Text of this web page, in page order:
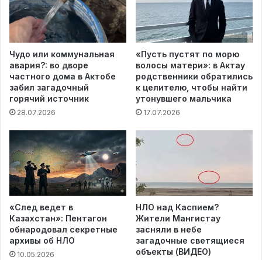
Чудо или коммунальная
авария?: во дворе
частного дома в Актобе
забил загадочный
горячий источник
28.07.2026
«Пусть пустят по морю
волосы матери»: в Актау
родственники обратились
к целителю, чтобы найти
утонувшего мальчика
17.07.2026
«След ведет в
Казахстан»: Пентагон
обнародовал секретные
архивы об НЛО
10.05.2026
НЛО над Каспием?
Жители Мангистау
засняли в небе
загадочные светящиеся
объекты (ВИДЕО)